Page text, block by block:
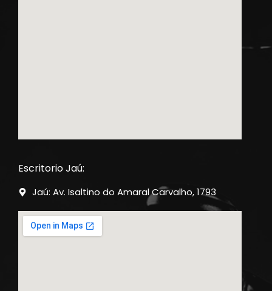
Escritorio Jaú:
Jaú: Av. Isaltino do Amaral Carvalho, 1793